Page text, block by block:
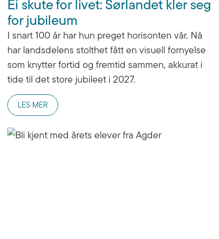
Ei skute for livet: Sørlandet kler seg
for jubileum
I snart 100 år har hun preget horisonten vår. Nå
har landsdelens stolthet fått en visuell fornyelse
som knytter fortid og fremtid sammen, akkurat i
tide til det store jubileet i 2027.
LES MER